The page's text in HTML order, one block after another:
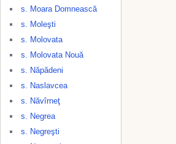
s. Moara Domnească
s. Moleşti
s. Molovata
s. Molovata Nouă
s. Năpădeni
s. Naslavcea
s. Năvîrneţ
s. Negrea
s. Negreşti